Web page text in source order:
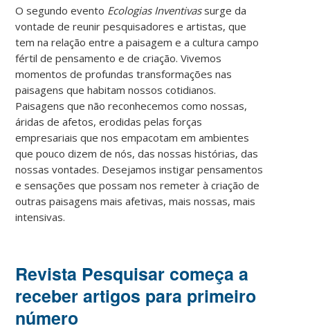
O segundo evento Ecologias Inventivassurge da
vontade de reunir pesquisadores e artistas, que
tem na relação entre a paisagem e a cultura campo
fértil de pensamento e de criação. Vivemos
momentos de profundas transformações nas
paisagens que habitam nossos cotidianos.
Paisagens que não reconhecemos como nossas,
áridas de afetos, erodidas pelas forças
empresariais que nos empacotam em ambientes
que pouco dizem de nós, das nossas histórias, das
nossas vontades. Desejamos instigar pensamentos
e sensações que possam nos remeter à criação de
outras paisagens mais afetivas, mais nossas, mais
intensivas.
Revista Pesquisar começa a
receber artigos para primeiro
número